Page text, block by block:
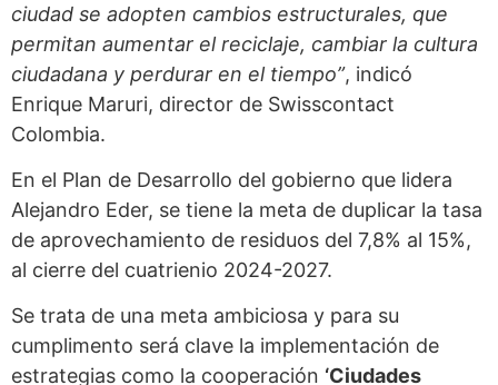
ciudad se adopten cambios estructurales, que
permitan aumentar el reciclaje, cambiar la cultura
ciudadana y perdurar en el tiempo”, indicó
Enrique Maruri, director de Swisscontact
Colombia.
En el Plan de Desarrollo del gobierno que lidera
Alejandro Eder, se tiene la meta de duplicar la tasa
de aprovechamiento de residuos del 7,8% al 15%,
al cierre del cuatrienio 2024-2027.
Se trata de una meta ambiciosa y para su
cumplimento será clave la implementación de
estrategias como la cooperación ‘Ciudades